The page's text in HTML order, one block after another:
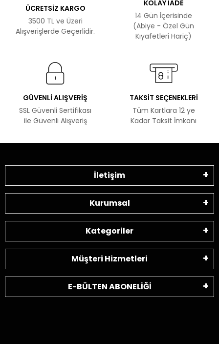
ÜCRETSİZ KARGO
3500 TL ve Üzeri
Alışverişlerde Geçerlidir.
KOLAY İADE
14 Gün İçerisinde
(Abiye - Özel Gün
Kıyafetleri Hariç)
GÜVENLİ ALIŞVERİŞ
SSL Güvenli Sertifikası
ile Güvenli Alışveriş
TAKSİT SEÇENEKLERİ
Tüm Kartlara 12 ye
Kadar Taksit İmkanı
İletişim
Kurumsal
Kategoriler
Müşteri Hizmetleri
E-BÜLTEN ABONELİĞİ